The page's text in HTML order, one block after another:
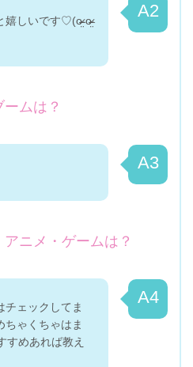
嬉しいです♡(o̴̶̷̤ o̴̶̷̤
A2
ムは？
A3
ニメ・ゲームは？
チェックしてま
ちゃくちゃはま
すめあれば教え
A4